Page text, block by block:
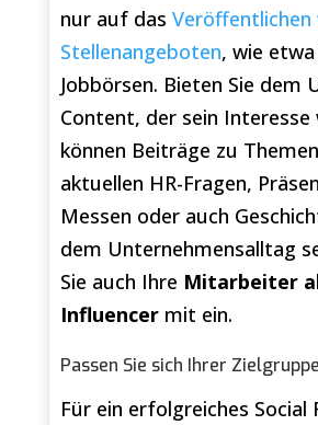
nur auf das Veröffentlichen
Stellenangeboten, wie
Jobbörsen. Bieten Sie dem
Content, der sein Interesse
können Beiträge zu
aktuellen HR-Fragen,
Messen oder auch
dem Unternehmensalltag
Sie auch Ihre Mitarbeiter
Influencermit ein.
Passen Sie sich Ihrer
Für ein erfolgreiches Social